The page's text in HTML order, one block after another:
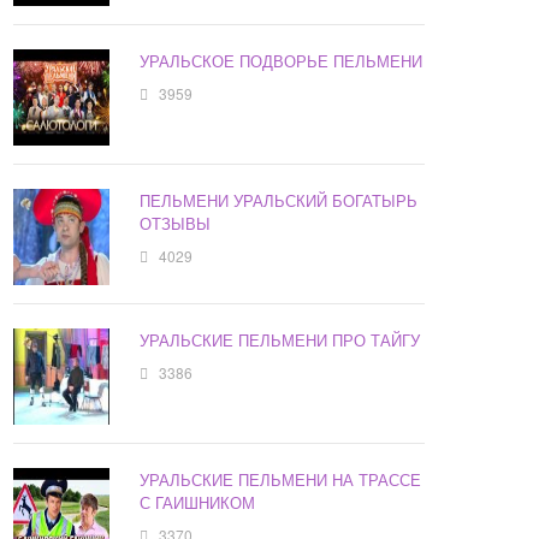
УРАЛЬСКОЕ ПОДВОРЬЕ ПЕЛЬМЕНИ
3959
ПЕЛЬМЕНИ УРАЛЬСКИЙ БОГАТЫРЬ
ОТЗЫВЫ
4029
УРАЛЬСКИЕ ПЕЛЬМЕНИ ПРО ТАЙГУ
3386
УРАЛЬСКИЕ ПЕЛЬМЕНИ НА ТРАССЕ
С ГАИШНИКОМ